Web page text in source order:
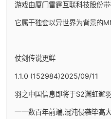
游戏由厦门雷霆互联科技股份
它属于独套以异世界为背景的
仗剑传说更鲜
1.1.0 (152984)2025/09/11
羽之中国信息即将于S2渊虹邂
一一数百年前端,混沌侵袭毕高